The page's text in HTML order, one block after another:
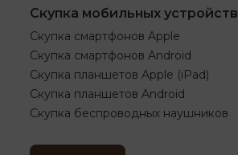
Скупка мобильных устройств
Скупка смартфонов Apple
Скупка смартфонов Android
Скупка планшетов Apple (iPad)
Скупка планшетов Android
Скупка беспроводных наушников